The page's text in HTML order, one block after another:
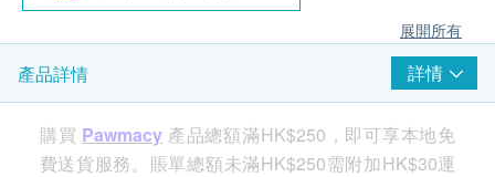
展開所有
產品詳情 詳情
購買 Pawmacy 產品總額滿HK$250，即可享本地免
費送貨服務。賬單總額未滿HK$250需附加HK$30運